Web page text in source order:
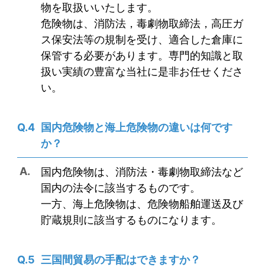
物を取扱いいたします。
危険物は、消防法，毒劇物取締法，高圧ガ
ス保安法等の規制を受け、適合した倉庫に
保管する必要があります。専門的知識と取
扱い実績の豊富な当社に是非お任せくださ
い。
国内危険物と海上危険物の違いは何です
か？
国内危険物は、消防法・毒劇物取締法など
国内の法令に該当するものです。
一方、海上危険物は、危険物船舶運送及び
貯蔵規則に該当するものになります。
三国間貿易の手配はできますか？